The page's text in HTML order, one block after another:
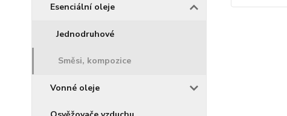
Esenciální oleje
Jednodruhové
Směsi, kompozice
Vonné oleje